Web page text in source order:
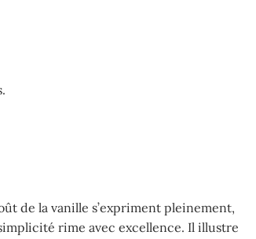
de la vanille s’expriment pleinement,
rime avec excellence. Il illustre